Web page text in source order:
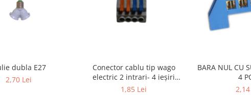
dubla E27
2,70 Lei
Conector cablu tip wago
electric 2 intrari- 4 ieșiri
.Reglete 2 intrari 4 ieșiri
1,85 Lei
BARA NUL CU
4